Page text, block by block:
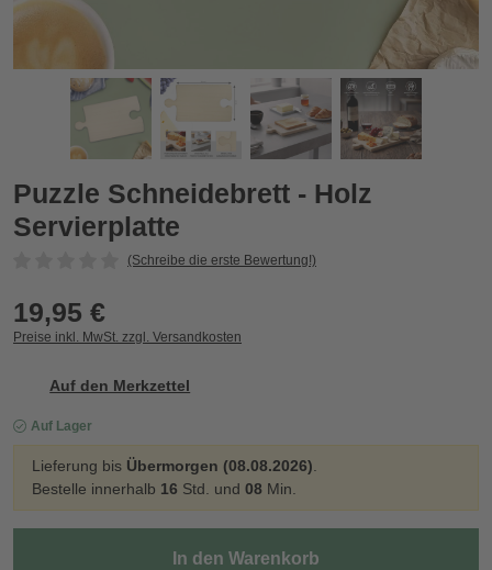
Puzzle Schneidebrett - Holz Servierplatte
Zurück
Puzzle Schneidebrett - Holz
Servierplatte
(Schreibe die erste Bewertung!)
19,95 €
Preise inkl. MwSt. zzgl. Versandkosten
Auf den Merkzettel
Auf Lager
Lieferung bis Übermorgen (08.08.2026).
Bestelle innerhalb 16 Std. und 08 Min.
In den Warenkorb